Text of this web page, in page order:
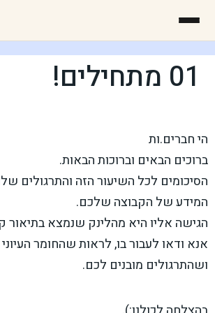
01 מתחילים!
הי חברים.ות
ברוכים הבאים וברוכות הבאות.
הסיכומים לכל השיעור הזה והתרגולים
המידע של הקבוצה שלכם.
הגישה אליו היא מהלינק שנמצא בתיאור
אנא ודאו לעבור בו, לראות שהחומר
ושהתרגולים מובנים לכם.